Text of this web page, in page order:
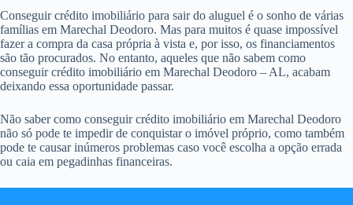
Conseguir crédito imobiliário para sair do aluguel é o sonho de várias
famílias em Marechal Deodoro. Mas para muitos é quase impossível
fazer a compra da casa própria à vista e, por isso, os financiamentos
são tão procurados. No entanto, aqueles que não sabem como
conseguir crédito imobiliário em Marechal Deodoro – AL, acabam
deixando essa oportunidade passar.
Não saber como conseguir crédito imobiliário em Marechal Deodoro
não só pode te impedir de conquistar o imóvel próprio, como também
pode te causar inúmeros problemas caso você escolha a opção errada
ou caia em pegadinhas financeiras.